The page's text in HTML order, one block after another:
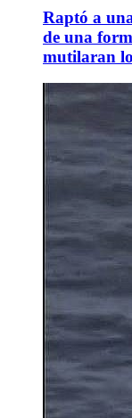
Raptó a
de una
mutilaran